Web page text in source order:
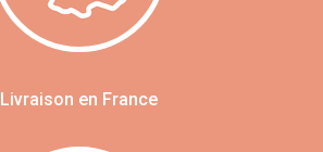
Livraison en France